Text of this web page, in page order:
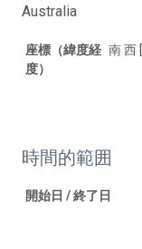
Australia
座標（緯度経
度）
南 西
時間的範囲
開始日 / 終了日